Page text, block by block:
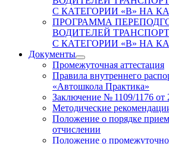
С КАТЕГОРИИ «B» НА
ПРОГРАММА
ВОДИТЕЛЕЙ
С КАТЕГОРИИ «B» НА
Документы
Промежуточная аттестация
Правила внутреннего
«Автошкола Практика»
Заключение № 1109/1176 от
Методические
Положение о порядке
отчислении
Положение о